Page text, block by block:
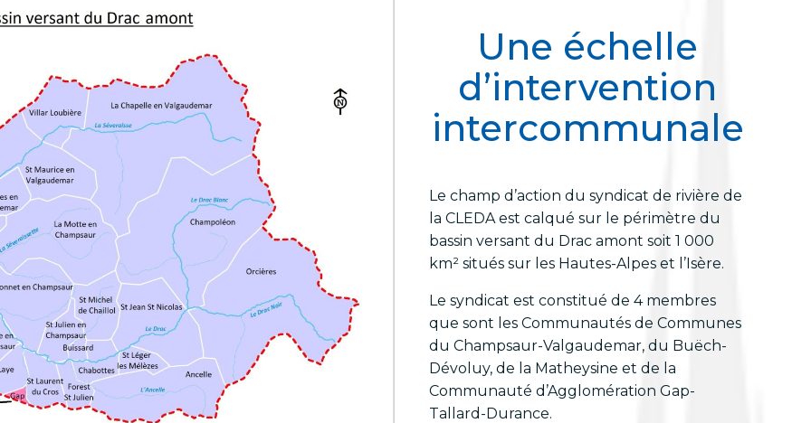
Une échelle
d’intervention
intercommunale
Le champ d’action du syndicat de rivière de
la CLEDA est calqué sur le périmètre du
bassin versant du Drac amont soit 1 000
km² situés sur les Hautes-Alpes et l’Isère.
Le syndicat est constitué de 4 membres
que sont les Communautés de Communes
du Champsaur-Valgaudemar, du Buëch-
Dévoluy, de la Matheysine et de la
Communauté d’Agglomération Gap-
Tallard-Durance.